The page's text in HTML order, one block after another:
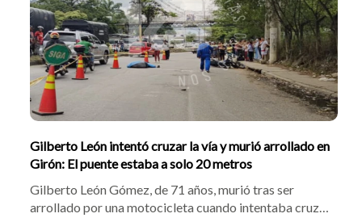
enviado a la cárcel.
Gilberto León intentó cruzar la vía y murió arrollado en
Girón: El puente estaba a solo 20 metros
Gilberto León Gómez, de 71 años, murió tras ser
arrollado por una motocicleta cuando intentaba cruzar